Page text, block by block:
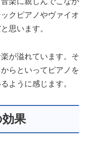
クピアノやヴァイオ
思います。
が溢れています。そ
らといってピアノを
ように感じます。
果